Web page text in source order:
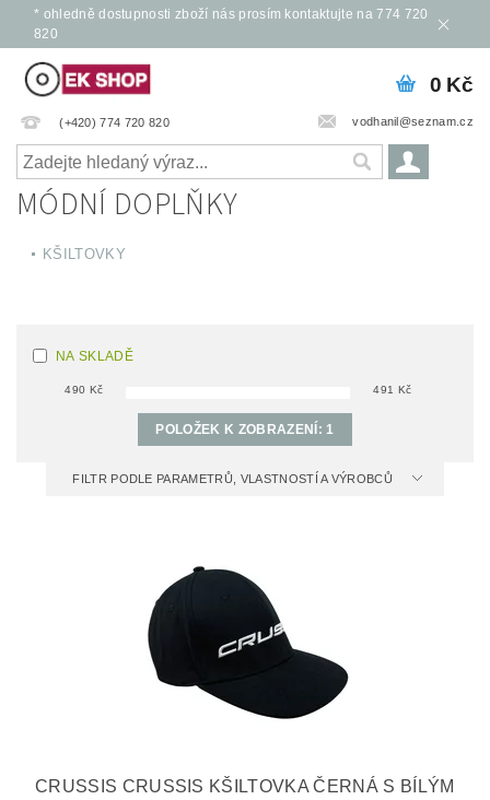
* ohledně dostupnosti zboží nás prosím kontaktujte na 774 720
820
(+420) 774 720 820 vodhanil@seznam.cz
0 Kč
MÓDNÍ DOPLŇKY
KŠILTOVKY
NA SKLADĚ
490 Kč 491 Kč
POLOŽEK K ZOBRAZENÍ:1
FILTR PODLE PARAMETRŮ, VLASTNOSTÍ A VÝROBCŮ
CRUSSIS CRUSSIS KŠILTOVKA ČERNÁ S BÍLÝM